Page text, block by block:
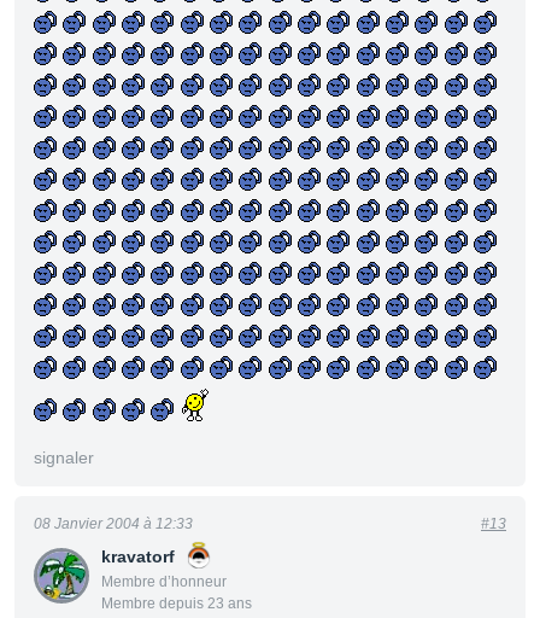
signaler
kravatorf
Membre d’honneur
Membre depuis 23 ans
08 Janvier 2004 à 12:33 #13